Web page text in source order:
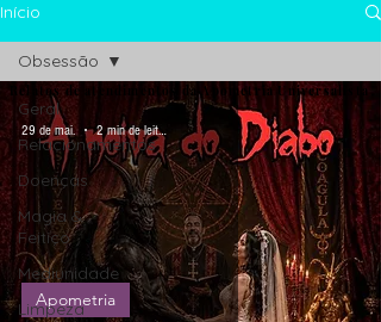
Início
Geral
Relacionamentos
Doenças
Magia &
Feitiço
Mediunidade
Limpeza
Obsessão
Apometria
29 de mai. 2 min de leitura
Relatos de atendimentos da Apometria Universalista